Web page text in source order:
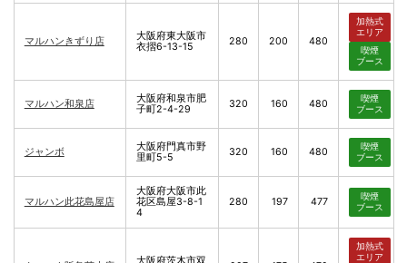
マルハンきずり店
大阪府東大阪市
衣摺6-13-15
280 200 480
加熱式
エリア
喫煙
ブース
マルハン和泉店
大阪府和泉市肥
子町2-4-29
320 160 480
喫煙
ブース
ジャンボ
大阪府門真市野
里町5-5
320 160 480
喫煙
ブース
マルハン此花島屋店
大阪府大阪市此
花区島屋3-8-1
4
280 197 477
喫煙
ブース
大阪府茨木市双
加熱式
エリア